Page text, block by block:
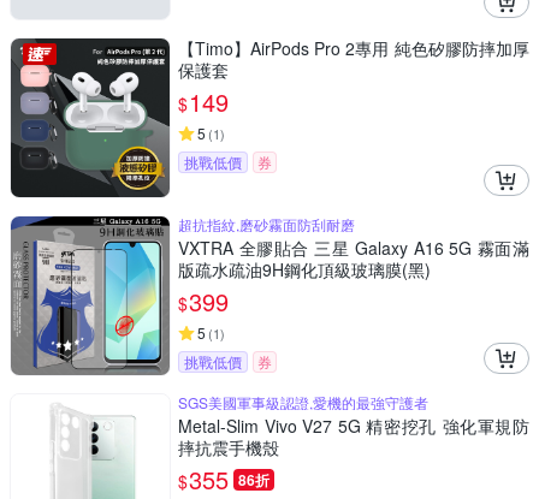
【Timo】AirPods Pro 2專用 純色矽膠防摔加厚
保護套
$149
5 (1)
挑戰低價 券
超抗指紋,磨砂霧面防刮耐磨
VXTRA 全膠貼合 三星 Galaxy A16 5G 霧面滿
版疏水疏油9H鋼化頂級玻璃膜(黑)
$399
5 (1)
挑戰低價
券
SGS美國軍事級認證,愛機的最強守護者
Metal-Slim Vivo V27 5G 精密挖孔 強化軍規防
摔抗震手機殼
$355 86折